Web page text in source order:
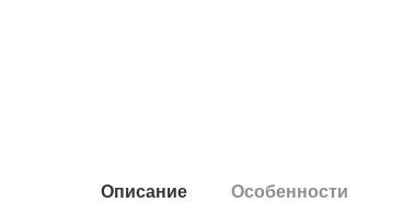
Описание Особенности